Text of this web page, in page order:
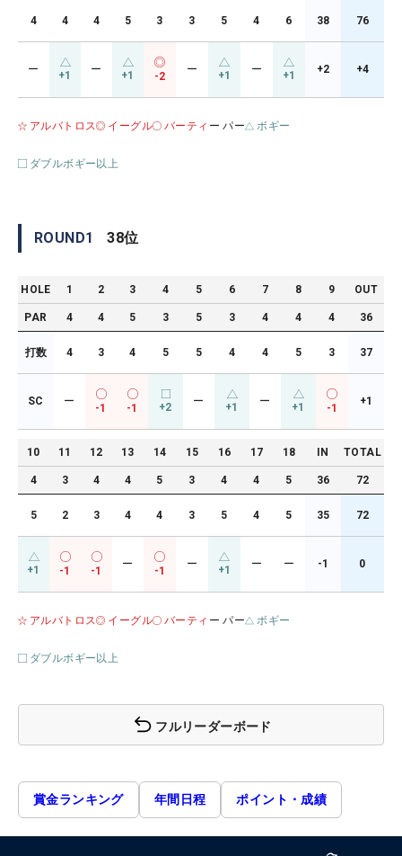
4 4 4 5 3 3 5 4 6 38 76
ー +1 ー +1 -2
ー +1 ー +1 +2 +4
アルバトロス イーグル バーティ ー パー ボギー
ダブルボギー以上
ROUND1 38位
HOLE 1 2 3 4 5 6 7 8 9 OUT
PAR 4 4 5 3 5 3 4 4 4 36
打数 4 3 4 5 5 4 4 5 3 37
SC ー
-1 -1 +2 ー +1 ー +1 -1
+1
10 11 12 13 14 15 16 17 18 IN TOTAL
4 3 4 4 5 3 4 4 5 36 72
5 2 3 4 4 3 5 4 5 35 72
+1 -1 -1
ー
-1
ー +1 ー ー -1 0
アルバトロス イーグル バーティ ー パー ボギー
ダブルボギー以上
フルリーダーボード
賞金ランキング 年間日程 ポイント・成績